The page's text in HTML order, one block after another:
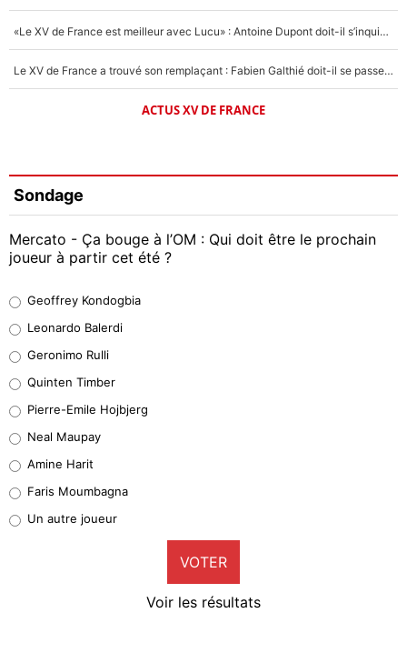
«Le XV de France est meilleur avec Lucu» : Antoine Dupont doit-il s’inquiéter pour sa place ?
Le XV de France a trouvé son remplaçant : Fabien Galthié doit-il se passer d'Antoine Dupont ?
ACTUS XV DE FRANCE
Sondage
Mercato - Ça bouge à l’OM : Qui doit être le prochain
joueur à partir cet été ?
38%
32%
4%
1%
9%
Geoffrey Kondogbia
Leonardo Balerdi
Geronimo Rulli
Quinten Timber
Pierre-Emile Hojbjerg
Neal Maupay
Amine Harit
Faris Moumbagna
Un autre joueur
VOTER
Voir les résultats